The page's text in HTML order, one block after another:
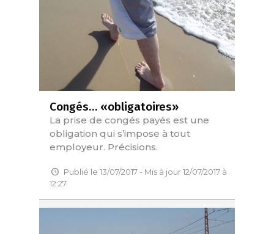
Congés… «obligatoires»
La prise de congés payés est une
obligation qui s’impose à tout
employeur. Précisions.
Publié le 13/07/2017 - Mis à jour 12/07/2017 à
12:27